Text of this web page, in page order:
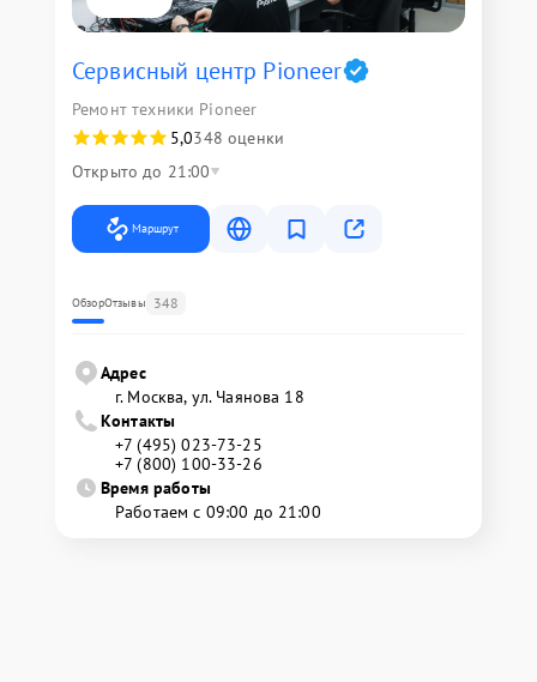
Сервисный центр Pioneer
Ремонт техники Pioneer
5,0348 оценки
Открыто до 21:00
Маршрут
ОбзорОтзывы 348
Адрес
г. Москва, ул. Чаянова 18
Контакты
+7 (495) 023-73-25
+7 (800) 100-33-26
Время работы
Работаем с 09:00 до 21:00